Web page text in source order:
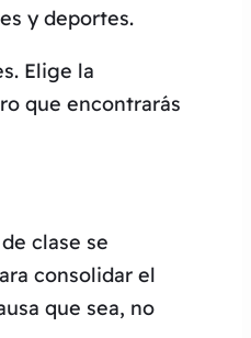
y deportes.
Elige la
que encontrarás
clase se
consolidar el
que sea, no